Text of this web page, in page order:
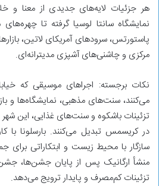
هر جزئیات لایه‌های جدیدی از معنا و
نمایشگاه سانتا لوسیا گرفته تا
پاستورتس، سرودهای آمریکای لاتین،
مرکزی و چاشنی‌های آشپزی مدیترانه‌ای.
نکات برجسته: اجراهای موسیقی که
می‌کنند، سنت‌های مذهبی، نمایشگاه‌ها و
تزئینات باشکوه و سنت‌های غذایی، این
در کریسمس تبدیل می‌کنند. بارسلونا با
سازگار با محیط زیست و ابتکاراتی برای
منشأ ارگانیک پس از پایان جشن‌ها،
تزئینات کم‌مصرف و پایدار ترویج می‌دهد.